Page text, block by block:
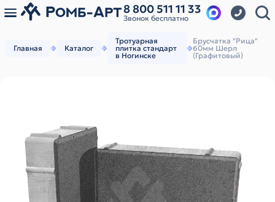
8 800 511 11 33
Звонок бесплатно
Главная Каталог
Тротуарная
плитка стандарт
в Ногинске
Брусчатка "Рица"
60мм Шерл
(Графитовый)